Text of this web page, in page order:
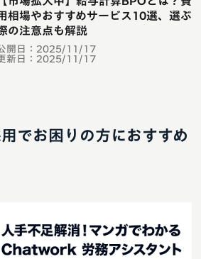
開日： 2025/11/17
新日： 2025/11/17
相場やおすすめサービス10選、選ぶ
の注意点も解説
でお困りの方におすすめ